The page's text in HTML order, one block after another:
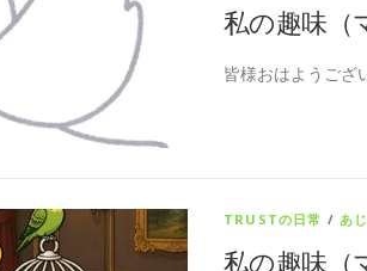
私の趣味（
皆様おはようござ
TRUSTの日常 /あ
私の趣味（